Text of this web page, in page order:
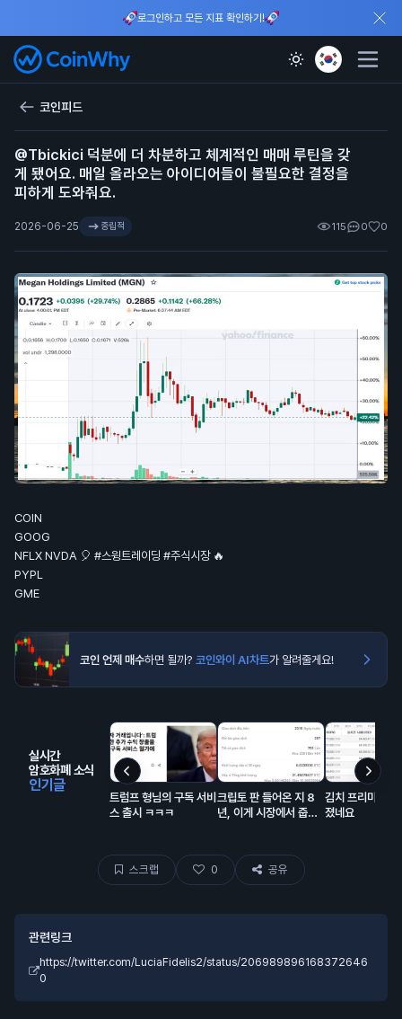
로그인하고 모든 지표 확인하기!
코인피드
@Tbickici 덕분에 더 차분하고 체계적인 매매 루틴을 갖
게 됐어요. 매일 올라오는 아이디어들이 불필요한 결정을
피하게 도와줘요.
2026-06-25 중립적 115 0 0
COIN
GOOG
NFLX NVDA 🎈 #스윙트레이딩 #주식시장 🔥
PYPL
GME
코인 언제 매수하면 될까? 코인와이 AI차트가 알려줄게요!
실시간
암호화폐 소식
인기글
트럼프 형님의 구독 서비
스 출시 ㅋㅋㅋ
크립토 판 들어온 지 8
년, 이게 시장에서 줍줍
김치 프리미엄
졌네요
스크랩 0 공유
관련링크
https://twitter.com/LuciaFidelis2/status/206989896168372646
0